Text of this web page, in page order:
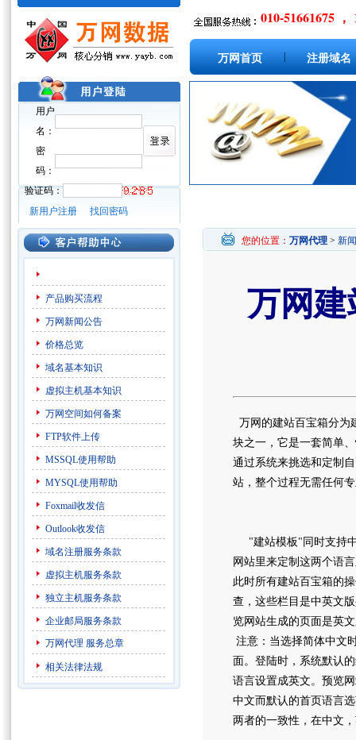
用户
名：
密
码：
验证码：
新用户注册
找回密码
010-51661675 ，
万网首页 注册域名
产品购买流程
万网新闻公告
价格总览
域名基本知识
虚拟主机基本知识
万网空间如何备案
FTP软件上传
MSSQL使用帮助
MYSQL使用帮助
Foxmail收发信
Outlook收发信
域名注册服务条款
虚拟主机服务条款
独立主机服务条款
企业邮局服务条款
万网代理 服务总章
相关法律法规
您的位置： 万网代理 > 新
万网
万网的建站百宝箱分为
块之一，它是一套简单
通过系统来挑选和定制
站，整个过程无需任何
"建站模板"同时支持中
网站里来定制这两个语
此时所有建站百宝箱的
查，这些栏目是中英文
览网站生成的页面是英
注意：当选择简体中文
面。登陆时，系统默认
语言设置成英文。预览
中文而默认的首页语言
两者的一致性，在中文